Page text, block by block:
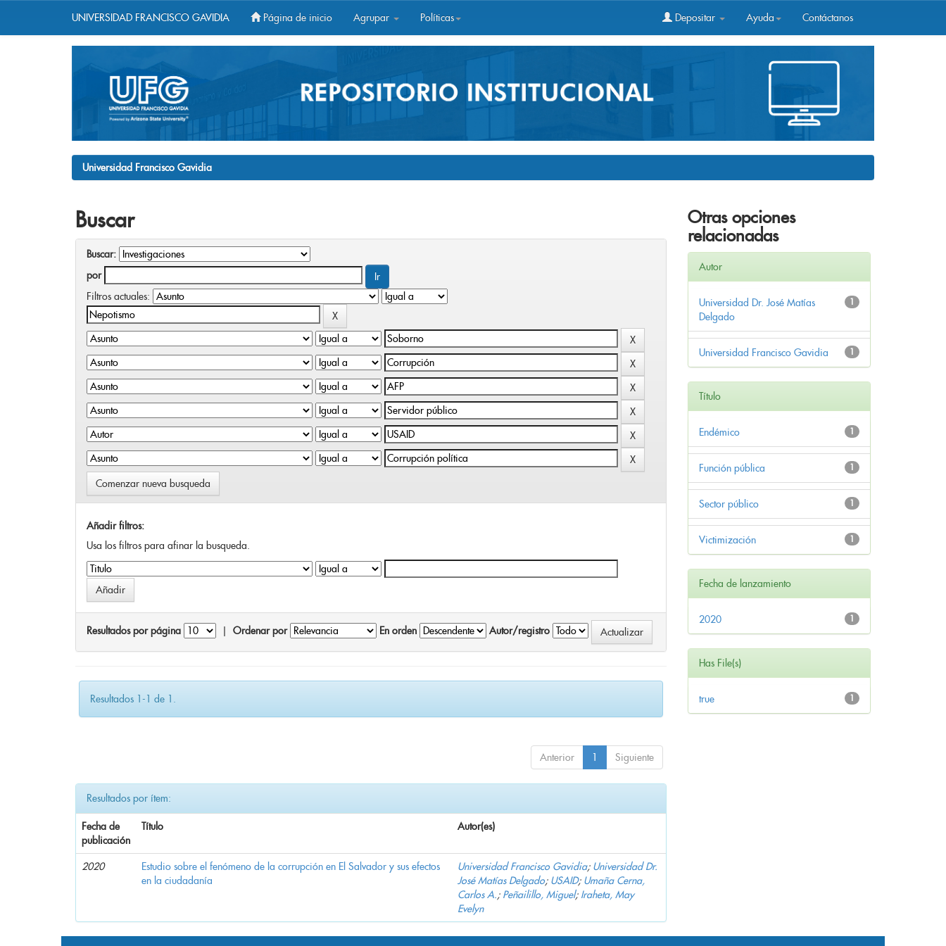
UNIVERSIDAD FRANCISCO GAVIDIA Página de inicio Agrupar Políticas Depositar Ayuda Contáctanos
Universidad Francisco Gavidia
Buscar
Buscar:
por
Filtros actuales:
Comenzar nueva busqueda
Añadir filtros:
Usa los filtros para afinar la busqueda.
Resultados por página Ordenar por En orden Autor/registro
Resultados 1-1 de 1.
Anterior 1 Siguiente
Resultados por ítem:
Fecha de
publicación
Título Autor(es)
2020
Estudio sobre el fenómeno de la corrupción en El Salvador y sus efectos
en la ciudadanía
Universidad Francisco Gavidia; Universidad Dr.
José Matías Delgado; USAID; Umaña Cerna,
Carlos A.; Peñailillo, Miguel; Iraheta, May
Evelyn
Otras opciones
relacionadas
Autor
1
Universidad Dr. José Matías
Delgado
1
Universidad Francisco Gavidia
Título
1
Endémico
1
Función pública
1
Sector público
1
Victimización
Fecha de lanzamiento
1
2020
Has File(s)
1
true